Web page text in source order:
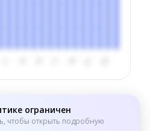
ограничен
чтобы открыть подробную